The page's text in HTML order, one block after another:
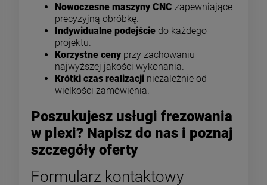
Nowoczesne maszyny CNC zapewniające
precyzyjną obróbkę.
Indywidualne podejście do każdego
projektu.
Korzystne ceny przy zachowaniu
najwyższej jakości wykonania.
Krótki czas realizacji niezależnie od
wielkości zamówienia.
Poszukujesz usługi frezowania
w plexi? Napisz do nas i poznaj
szczegóły oferty
Formularz kontaktowy